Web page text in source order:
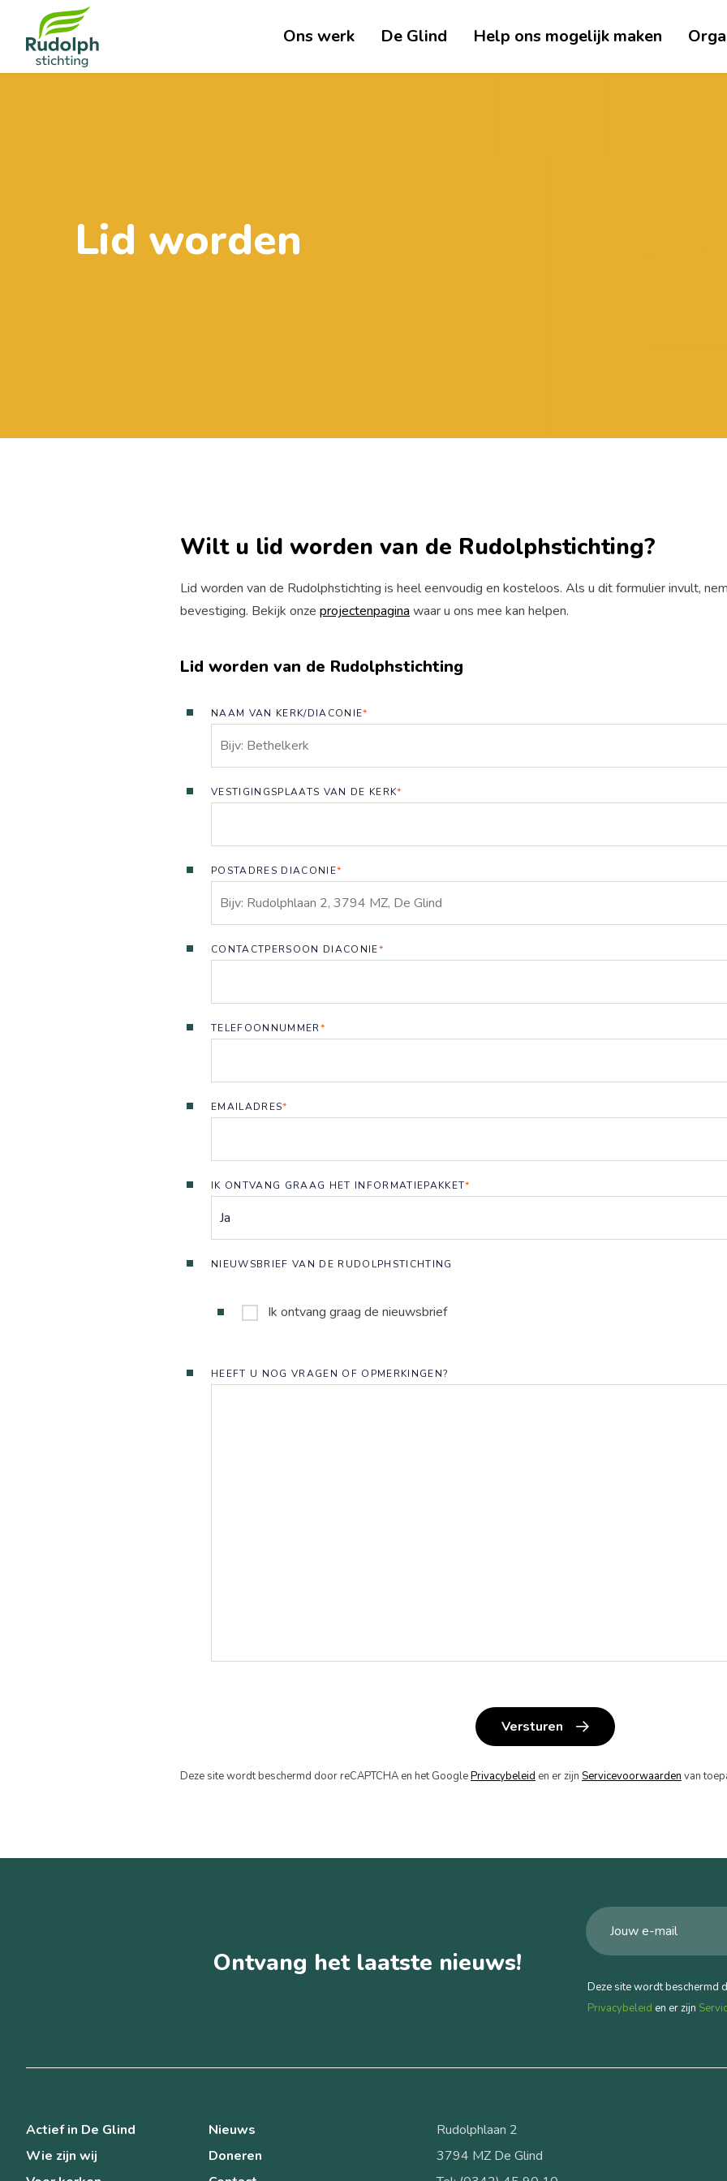
Ons werk De Glind Help ons mogelijk maken
Ons werk
Lid worden
Wilt u lid worden van de Rudolphstichting?
Lid worden van de Rudolphstichting is heel eenvoudig en kosteloos. Als u dit formulier invult,
bevestiging. Bekijk onze projectenpagina waar u ons mee kan helpen.
Lid worden van de Rudolphstichting
NAAM VAN KERK/DIACONIE*
VESTIGINGSPLAATS VAN DE KERK*
POSTADRES DIACONIE*
CONTACTPERSOON DIACONIE*
TELEFOONNUMMER*
EMAILADRES*
IK ONTVANG GRAAG HET INFORMATIEPAKKET*
NIEUWSBRIEF VAN DE RUDOLPHSTICHTING
Ik ontvang graag de nieuwsbrief
HEEFT U NOG VRAGEN OF OPMERKINGEN?
Versturen
Deze site wordt beschermd door reCAPTCHA en het GooglePrivacybeleid en er zijn Servicevoorwaarden van
Ontvang het laatste nieuws!
Deze site wordt beschermd
Privacybeleid en er zijn
Actief in De Glind
Wie zijn wij
Nieuws
Doneren
Rudolphlaan 2
3794 MZ De Glind